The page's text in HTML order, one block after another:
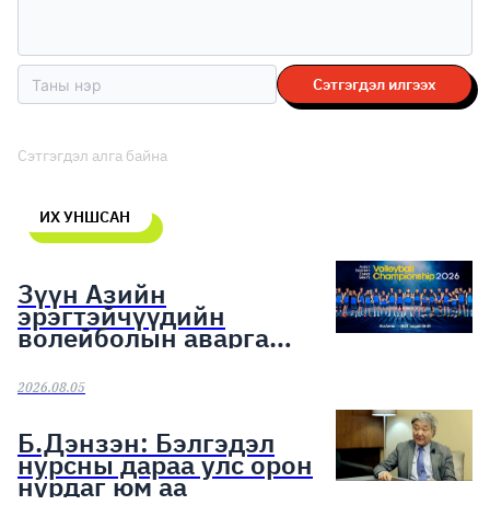
Сэтгэгдэл илгээх
Сэтгэгдэл алга байна
ИХ УНШСАН
Зүүн Азийн
эрэгтэйчүүдийн
волейболын аварга
шалгаруулах тэмцээн
эхэллээ
2026.08.05
Б.Дэнзэн: Бэлгэдэл
нурсны дараа улс орон
нурдаг юм аа